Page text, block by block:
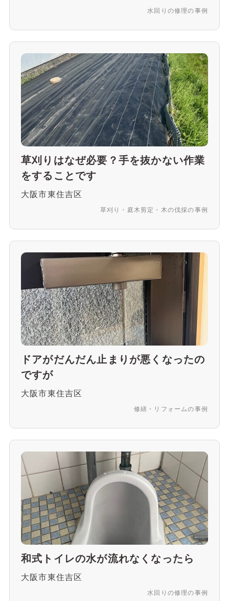
水回りの修理の事例
草刈りはなぜ必要？手を抜かない作業
をすることです
大阪市東住吉区
草刈り・庭木剪定・木の伐採の事例
ドアがだんだん止まりが悪くなったの
ですが
大阪市東住吉区
修繕・リフォームの事例
和式トイレの水が流れなくなったら
大阪市東住吉区
水回りの修理の事例